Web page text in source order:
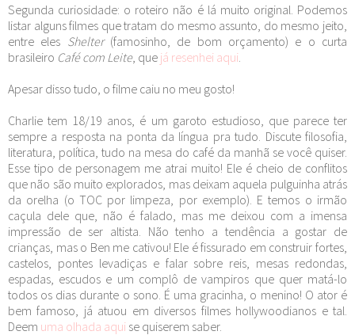
Segunda curiosidade: o roteiro não é lá muito original. Podemos
listar alguns filmes que tratam do mesmo assunto, do mesmo jeito,
entre eles Shelter(famosinho, de bom orçamento) e o curta
brasileiro Café com Leite, que já resenhei aqui
Apesar disso tudo, o filme caiu no meu gosto!
Charlie tem 18/19 anos, é um garoto estudioso, que parece ter
sempre a resposta na ponta da língua pra tudo. Discute filosofia,
literatura, política, tudo na mesa do café da manhã se você quiser.
Esse tipo de personagem me atrai muito! Ele é cheio de conflitos
que não são muito explorados, mas deixam aquela pulguinha atrás
da orelha (o TOC por limpeza, por exemplo). E temos o irmão
caçula dele que, não é falado, mas me deixou com a imensa
impressão de ser altista. Não tenho a tendência a gostar de
crianças, mas o Ben me cativou! Ele é fissurado em construir fortes,
castelos, pontes levadiças e falar sobre reis, mesas redondas,
espadas, escudos e um complô de vampiros que quer matá-lo
todos os dias durante o sono. É uma gracinha, o menino! O ator é
bem famoso, já atuou em diversos filmes hollywoodianos e tal.
Deem uma olhada aqui se quiserem saber.